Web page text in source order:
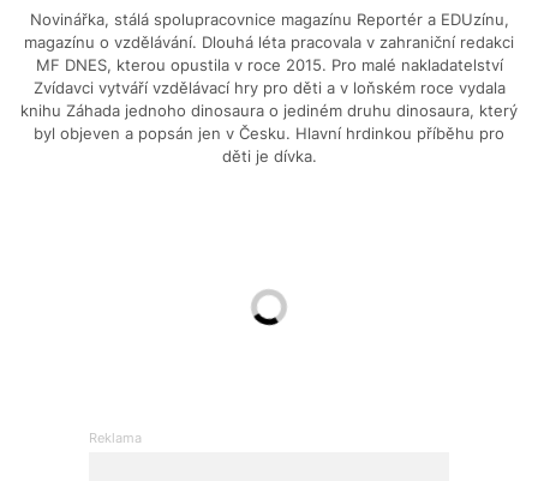
Novinářka, stálá spolupracovnice magazínu Reportér a EDUzínu,
magazínu o vzdělávání. Dlouhá léta pracovala v zahraniční redakci
MF DNES, kterou opustila v roce 2015. Pro malé nakladatelství
Zvídavci vytváří vzdělávací hry pro děti a v loňském roce vydala
knihu Záhada jednoho dinosaura o jediném druhu dinosaura, který
byl objeven a popsán jen v Česku. Hlavní hrdinkou příběhu pro
děti je dívka.